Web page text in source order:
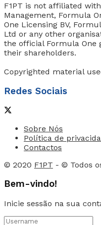
F1PT is not affiliated
Management, Formula
One Licensing BV,
Ltd or any other
the official Formula One
their shareholders.
Copyrighted material
Redes Sociais
Sobre Nós
Política de
Contactos
© 2020 F1PT - © Todos
Bem-vindo!
Inicie sessão na sua